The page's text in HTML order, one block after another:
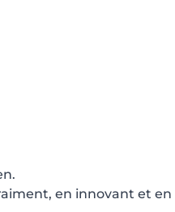
en innovant et